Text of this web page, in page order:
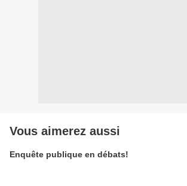
Vous aimerez aussi
Enquête publique en débats!